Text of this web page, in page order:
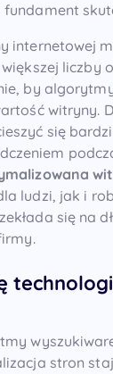
fundament
internetowej
liczby
by
witryny.
się
ludzi, jak i
się na
stron